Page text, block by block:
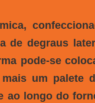
de degraus
pode-se
um palete
ao longo do